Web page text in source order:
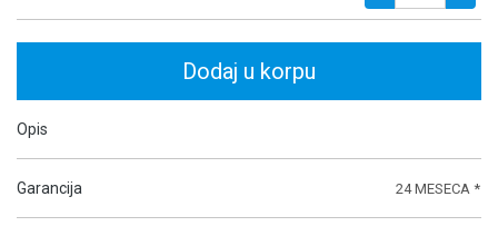
Dodaj u korpu
Opis
Garancija 24 MESECA *